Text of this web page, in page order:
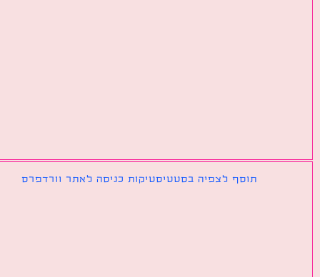
תוסף לצפיה בסטטיסטיקות כניסה לאתר וורדפרס